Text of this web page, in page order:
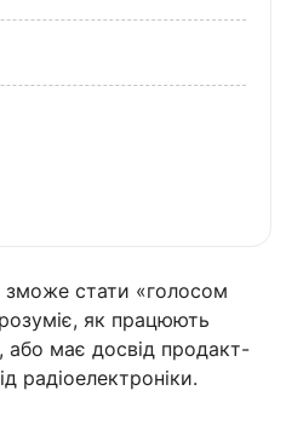
стати «голосом
як працюють
або має досвід продакт-
радіоелектроніки.